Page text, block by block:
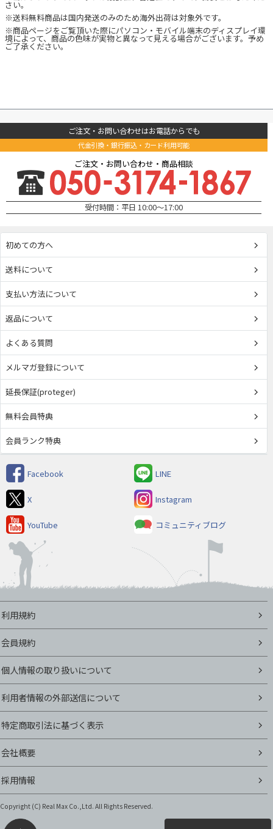
さい。
※送料無料商品は国内発送のみのため海外出荷は対象外です。
※商品ページをご覧頂いた際にパソコン・モバイル端末のディスプレイ環
境によって、商品の色味が実物と異なって見える場合がございます。予め
ご了承ください。
ご注文・お問い合わせはお電話からでも
代金引換・銀行振込・カード利用可能
ご注文・お問い合わせ・商品相談
受付時間：平日 10:00～17:00
初めての方へ
送料について
支払い方法について
返品について
よくある質問
メルマガ登録について
延長保証(proteger)
無料会員特典
会員ランク特典
Facebook LINE
X Instagram
YouTube コミュニティブログ
利用規約
会員規約
個人情報の取り扱いについて
利用者情報の外部送信について
特定商取引法に基づく表示
会社概要
採用情報
Copyright (C) Real Max Co.,Ltd. All Rights Reserved.